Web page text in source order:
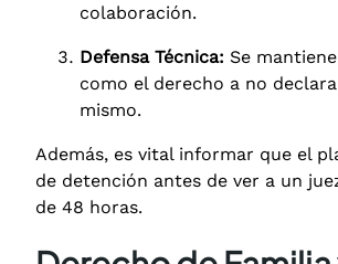
colaboración.
Defensa Técnica: Se
como el derecho a no
mismo.
Además, es vital informar que el
de detención antes de ver a un
de 48 horas.